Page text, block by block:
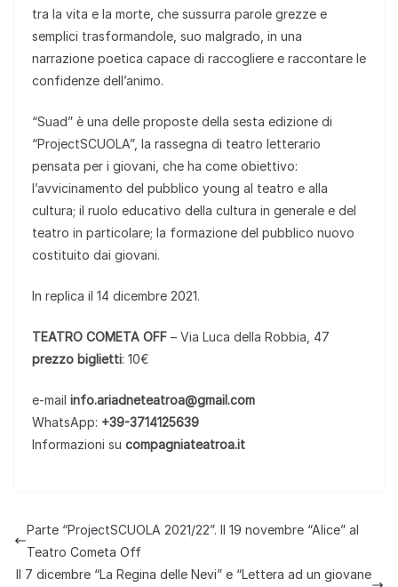
tra la vita e la morte, che sussurra parole grezze e
semplici trasformandole, suo malgrado, in una
narrazione poetica capace di raccogliere e raccontare le
confidenze dell’animo.
“Suad” è una delle proposte della sesta edizione di
“ProjectSCUOLA”, la rassegna di teatro letterario
pensata per i giovani, che ha come obiettivo:
l’avvicinamento del pubblico young al teatro e alla
cultura; il ruolo educativo della cultura in generale e del
teatro in particolare; la formazione del pubblico nuovo
costituito dai giovani.
In replica il 14 dicembre 2021.
TEATRO COMETA OFF – Via Luca della Robbia, 47
prezzo biglietti: 10€
e-mail info.ariadneteatroa@gmail.com
WhatsApp: +39-3714125639
Informazioni su compagniateatroa.it
Parte “ProjectSCUOLA 2021/22”. Il 19 novembre “Alice” al
Teatro Cometa Off
Il 7 dicembre “La Regina delle Nevi” e “Lettera ad un giovane